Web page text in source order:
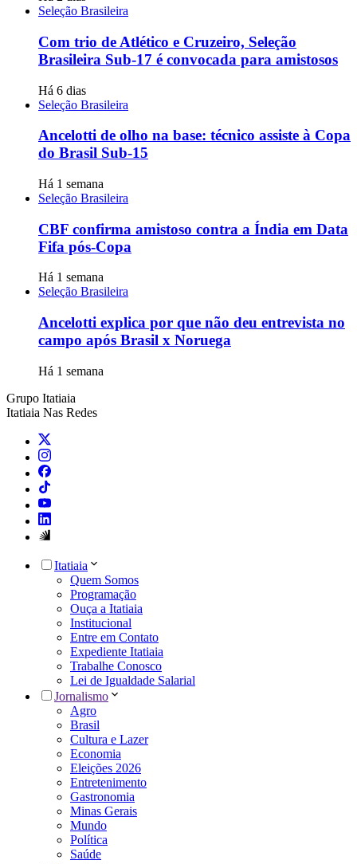
Seleção Brasileira
Com trio de Atlético e Cruzeiro, Seleção
Brasileira Sub-17 é convocada para amistosos
Há 6 dias
Seleção Brasileira
Ancelotti de olho na base: técnico assiste à Copa
do Brasil Sub-15
Há 1 semana
Seleção Brasileira
CBF confirma amistoso contra a Índia em Data
Fifa pós-Copa
Há 1 semana
Seleção Brasileira
Ancelotti explica por que não deu entrevista no
campo após Brasil x Noruega
Há 1 semana
Grupo Itatiaia
Itatiaia Nas Redes
Itatiaia
Quem Somos
Programação
Ouça a Itatiaia
Institucional
Entre em Contato
Expediente Itatiaia
Trabalhe Conosco
Lei de Igualdade Salarial
Jornalismo
Agro
Brasil
Cultura e Lazer
Economia
Eleições 2026
Entretenimento
Gastronomia
Minas Gerais
Mundo
Política
Saúde